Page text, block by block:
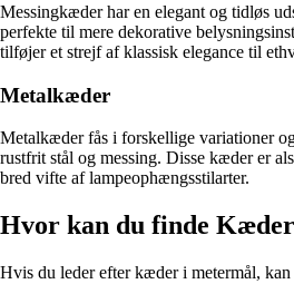
Messingkæder har en elegant og tidløs
perfekte til mere dekorative
tilføjer et strejf af klassisk elegance til
Metalkæder
Metalkæder fås i forskellige variationer
rustfrit stål og messing. Disse kæder er
bred vifte af lampeophængsstilarter.
Hvor kan du finde
Hvis du leder efter kæder i metermål,